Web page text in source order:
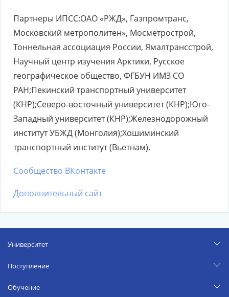
Партнеры ИПСС:ОАО «РЖД», Газпромтранс,
Московский метрополитен», Мосметрострой,
Тоннельная ассоциация России, Ямалтрансстрой,
Научный центр изучения Арктики, Русское
географическое общество, ФГБУН ИМЗ СО
РАН;Пекинский транспортный университет
(КНР);Северо-восточный университет (КНР);Юго-
Западный университет (КНР);Железнодорожный
институт УБЖД (Монголия);Хошиминский
транспортный институт (Вьетнам).
Сообщество ВКонтакте
Дополнительный сайт
Университет
Поступление
Обучение